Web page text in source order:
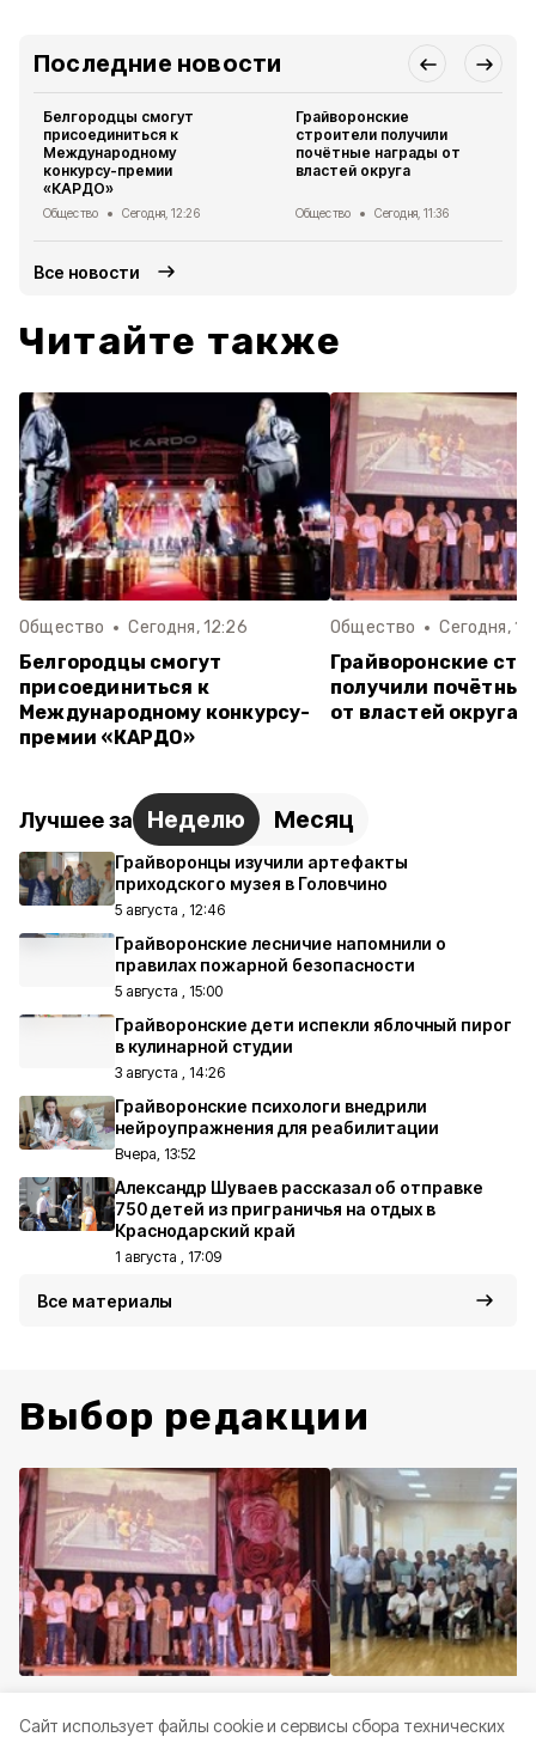
Cайт использует файлы cookie и сервисы сбора технических
Последние новости
Белгородцы смогут
присоединиться к
Международному
конкурсу-премии
«КАРДО»
Общество Сегодня, 12:26
Грайворонские
строители получили
почётные награды от
властей округа
Общество Сегодня, 11:36
Все новости
Читайте также
Общество Сегодня, 12:26
Белгородцы смогут
присоединиться к
Международному конкурсу-
премии «КАРДО»
Общество Сегодня,
Грайворонские
получили
от властей округа
Лучшее за Неделю Месяц
Грайворонцы изучили артефакты
приходского музея в Головчино
5 августа , 12:46
Грайворонские лесничие напомнили о
правилах пожарной безопасности
5 августа , 15:00
Грайворонские дети испекли яблочный пирог
в кулинарной студии
3 августа , 14:26
Грайворонские психологи внедрили
нейроупражнения для реабилитации
Вчера, 13:52
Александр Шуваев рассказал об отправке
750 детей из приграничья на отдых в
Краснодарский край
1 августа , 17:09
Все материалы
Выбор редакции